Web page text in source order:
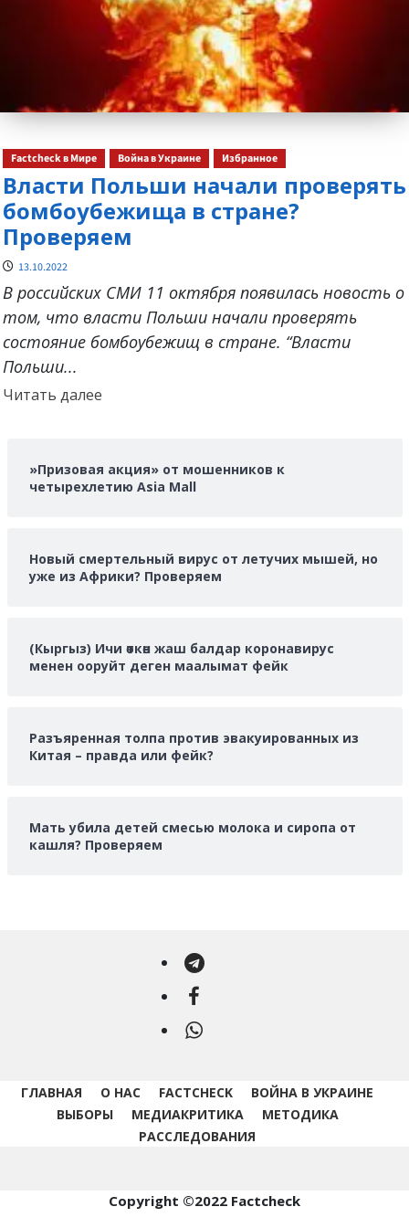
Factcheck в Мире Война в Украине Избранное
Власти Польши начали проверять
бомбоубежища в стране?
Проверяем
13.10.2022
В российских СМИ 11 октября появилась новость о
том, что власти Польши начали проверять
состояние бомбоубежищ в стране. “Власти
Польши...
Читать далееПрочитать
»Призовая акция» от мошенников к
четырехлетию Asia Mall
Новый смертельный вирус от летучих мышей, но
уже из Африки? Проверяем
(Кыргыз) Ичи өткөн жаш балдар коронавирус
менен ооруйт деген маалымат фейк
Разъяренная толпа против эвакуированных из
Китая – правда или фейк?
Мать убила детей смесью молока и сиропа от
кашля? Проверяем
Telegram
Facebook
WhatsApp
ГЛАВНАЯ О НАС FACTCHECK
ВОЙНА В УКРАИНЕ
ВЫБОРЫ
МЕДИАКРИТИКА
МЕТОДИКА
РАССЛЕДОВАНИЯ
Copyright ©2022 Factcheck